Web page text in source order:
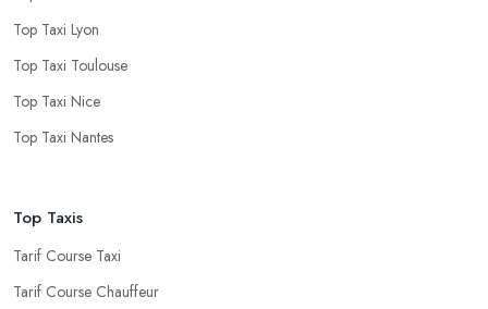
Top Taxi Lyon
Top Taxi Toulouse
Top Taxi Nice
Top Taxi Nantes
Top Taxis
Tarif Course Taxi
Tarif Course Chauffeur